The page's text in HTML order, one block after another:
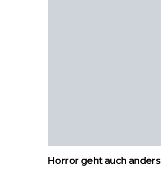
Horror geht auch anders